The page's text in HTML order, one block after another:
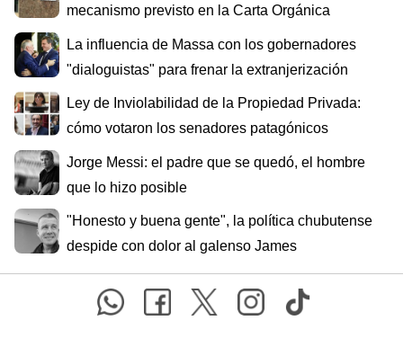
mecanismo previsto en la Carta Orgánica
La influencia de Massa con los gobernadores
"dialoguistas" para frenar la extranjerización
Ley de Inviolabilidad de la Propiedad Privada:
cómo votaron los senadores patagónicos
Jorge Messi: el padre que se quedó, el hombre
que lo hizo posible
"Honesto y buena gente", la política chubutense
despide con dolor al galenso James